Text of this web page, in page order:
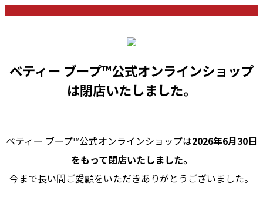
ベティー ブープ™公式オンラインショップ
は閉店いたしました。
ベティー ブープ™公式オンラインショップは2026年6月30日
をもって閉店いたしました。
今まで長い間ご愛顧をいただきありがとうございました。